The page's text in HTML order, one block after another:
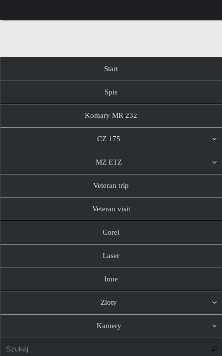
do
treści
Start
Spis
Komary MR 232
CZ 175
MZ ETZ
Veteran trip
Veteran visit
Corel
Laser
Inne
Zloty
Kamery